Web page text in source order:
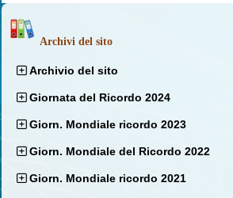
Archivi del sito
Archivio del sito
Giornata del Ricordo 2024
Giorn. Mondiale ricordo 2023
Giorn. Mondiale del Ricordo 2022
Giorn. Mondiale ricordo 2021